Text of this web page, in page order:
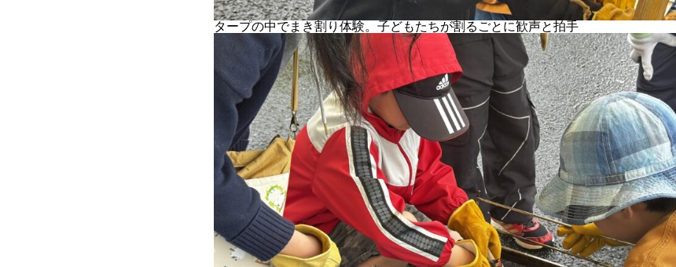
タープの中でまき割り体験。子どもたちが割るごとに歓声と拍手